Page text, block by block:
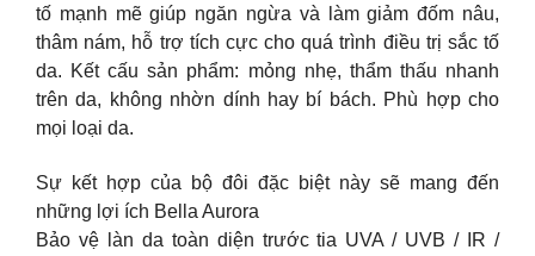
tố mạnh mẽ giúp ngăn ngừa và làm giảm đốm nâu,
thâm nám, hỗ trợ tích cực cho quá trình điều trị sắc tố
da. Kết cấu sản phẩm: mỏng nhẹ, thẩm thấu nhanh
trên da, không nhờn dính hay bí bách. Phù hợp cho
mọi loại da.
Sự kết hợp của bộ đôi đặc biệt này sẽ mang đến
những lợi ích Bella Aurora
Bảo vệ làn da toàn diện trước tia UVA / UVB / IR /